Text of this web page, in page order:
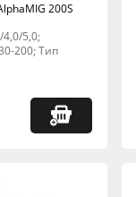
200S
4,0/5,0;
200; Тип